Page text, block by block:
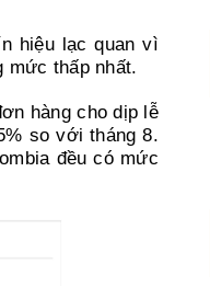
hiệu lạc quan vì
mức thấp nhất.
hàng cho dịp lễ
so với tháng 8.
đều có mức